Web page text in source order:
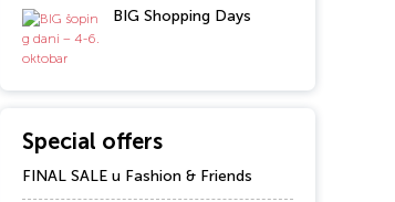
BIG Shopping Days
Special offers
FINAL SALE u Fashion & Friends